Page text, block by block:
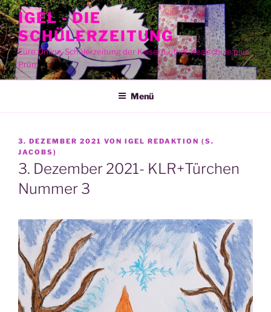
Zum
Inhalt
springen
IGEL - DIE
SCHÜLERZEITUNG
Eure Online-Schülerzeitung der Kaiser-Lothar-Realschule plus
Prüm
Menü
VERÖFFENTLICHT
AM
3. DEZEMBER 2021 VON IGEL REDAKTION (S.
JACOBS)
3. Dezember 2021- KLR+Türchen
Nummer 3